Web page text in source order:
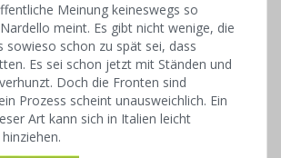
Meinung keineswegs so
meint. Es gibt nicht wenige, die
sowieso schon zu spät sei, dass
Es sei schon jetzt mit Ständen und
Doch die Fronten sind
Prozess scheint unausweichlich. Ein
Art kann sich in Italien leicht